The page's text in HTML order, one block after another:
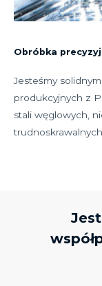
Obróbka
Jesteśmy
produkcyjnych z
stali węglowych,
trudnoskrawalnych.